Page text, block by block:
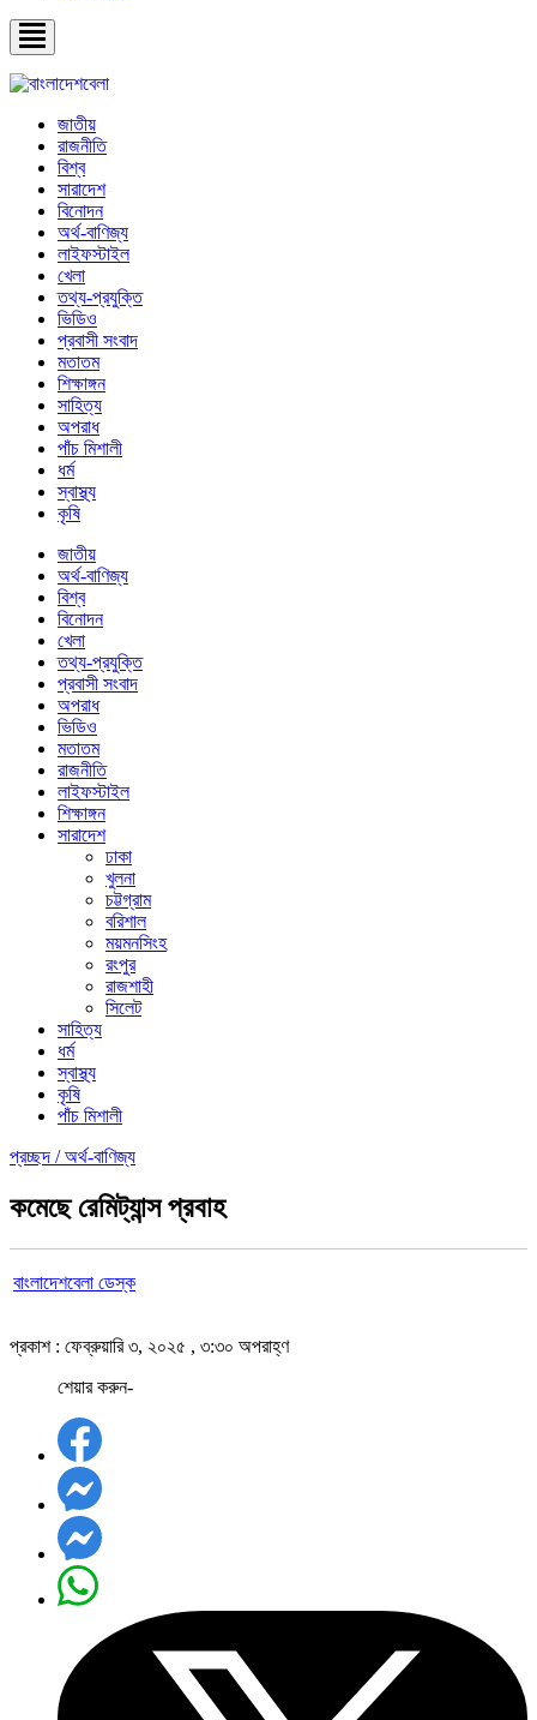
জাতীয়
রাজনীতি
বিশ্ব
সারাদেশ
বিনোদন
অর্থ-বাণিজ্য
লাইফস্টাইল
খেলা
তথ্য-প্রযুক্তি
ভিডিও
প্রবাসী সংবাদ
মতাতম
শিক্ষাঙ্গন
সাহিত্য
অপরাধ
পাঁচ মিশালী
ধর্ম
স্বাস্থ্য
কৃষি
জাতীয়
অর্থ-বাণিজ্য
বিশ্ব
বিনোদন
খেলা
তথ্য-প্রযুক্তি
প্রবাসী সংবাদ
অপরাধ
ভিডিও
মতাতম
রাজনীতি
লাইফস্টাইল
শিক্ষাঙ্গন
সারাদেশ
ঢাকা
খুলনা
চট্টগ্রাম
বরিশাল
ময়মনসিংহ
রংপুর
রাজশাহী
সিলেট
সাহিত্য
ধর্ম
স্বাস্থ্য
কৃষি
পাঁচ মিশালী
প্রচ্ছদ /অর্থ-বাণিজ্য
কমেছে রেমিট্যান্স প্রবাহ
বাংলাদেশবেলা ডেস্ক
প্রকাশ : ফেব্রুয়ারি ৩, ২০২৫ , ৩:৩০ অপরাহ্ণ
শেয়ার করুন-